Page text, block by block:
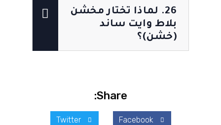
26. لماذا تختار مخشن
بلاط وايت ساند
(خشن)؟
Share:
Facebook
Twitter